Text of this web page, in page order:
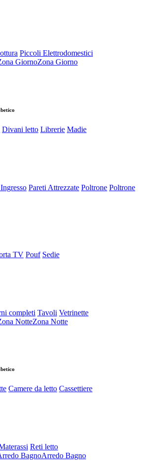
Piccoli Elettrodomestici
Zona Giorno
Divani letto Librerie Madie
Pareti Attrezzate Poltrone Poltrone
TV Pouf Sedie
completi Tavoli Vetrinette
Zona Notte
Camere da letto Cassettiere
Reti letto
Arredo Bagno